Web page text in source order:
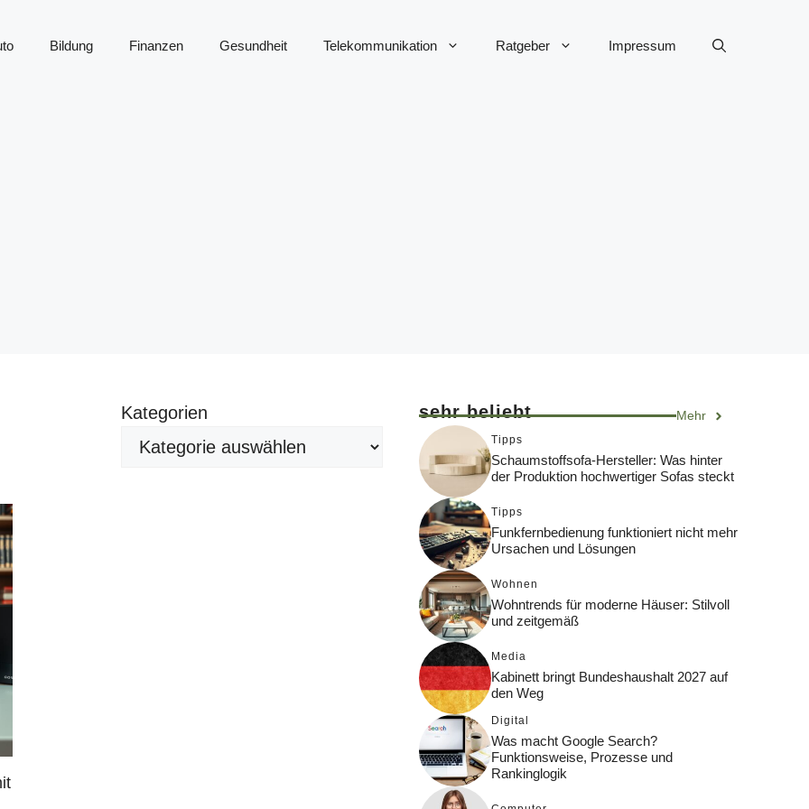
Bildung Finanzen Gesundheit Telekommunikation Ratgeber Impressum
Kategorien sehr beliebt Mehr
Tipps
Schaumstoffsofa-Hersteller: Was hinter
der Produktion hochwertiger Sofas steckt
Tipps
Funkfernbedienung funktioniert nicht mehr
Ursachen und Lösungen
Wohnen
Wohntrends für moderne Häuser: Stilvoll
und zeitgemäß
Media
Kabinett bringt Bundeshaushalt 2027 auf
den Weg
Digital
Was macht Google Search?
Funktionsweise, Prozesse und
Rankinglogik